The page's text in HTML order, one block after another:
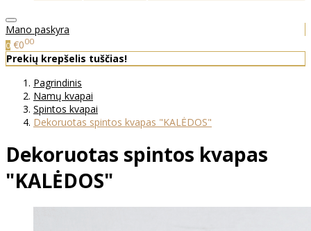
Mano paskyra
0 €000
Prekių krepšelis tuščias!
Pagrindinis
Namų kvapai
Spintos kvapai
Dekoruotas spintos kvapas "KALĖDOS"
Dekoruotas spintos kvapas
"KALĖDOS"